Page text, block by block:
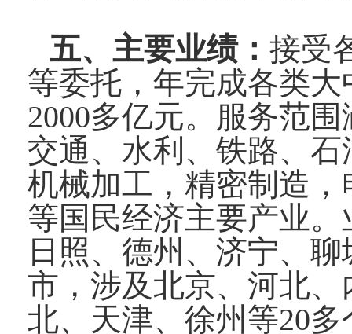
五、主要业绩： 接受
等委托，年完成各类
2000多亿元。服务范
交通、水利、铁路、
机械加工，精密制造
等国民经济主要产业
日照、德州、济宁、
市，涉及北京、河北
北、天津、徐州等20